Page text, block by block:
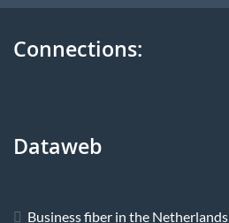
Connections:
Dataweb
Business fiber in the Netherlands